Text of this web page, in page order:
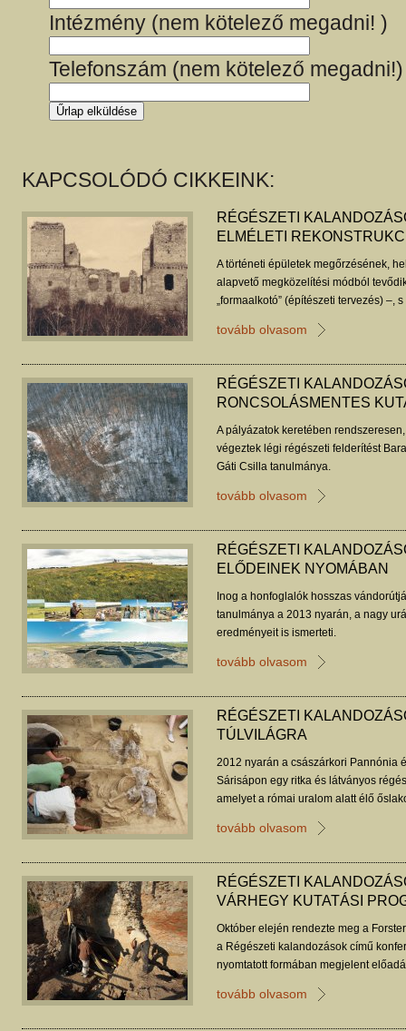
Intézmény (nem kötelező megadni! )
Telefonszám (nem kötelező megadni!)
KAPCSOLÓDÓ CIKKEINK:
RÉGÉSZETI
ELMÉLETI
A történeti épületek megőrzésének,
alapvető megközelítési módból
„formaalkotó” (építészeti tervezés) –,
tovább olvasom
RÉGÉSZETI
RONCSOLÁSMENTES
A pályázatok keretében
végeztek légi régészeti felderítést
Gáti Csilla tanulmánya.
tovább olvasom
RÉGÉSZETI
ELŐDEINEK NYOMÁBAN
Inog a honfoglalók hosszas
tanulmánya a 2013 nyarán, a nagy
eredményeit is ismerteti.
tovább olvasom
RÉGÉSZETI
TÚLVILÁGRA
2012 nyarán a császárkori Pannónia
Sárisápon egy ritka és látványos
amelyet a római uralom alatt élő
tovább olvasom
RÉGÉSZETI
VÁRHEGY KUTATÁSI
Október elején rendezte meg a
a Régészeti kalandozások című
nyomtatott formában megjelent
tovább olvasom